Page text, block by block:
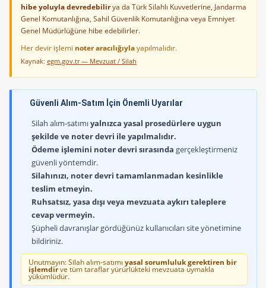
hibe yoluyla devredebilirya da Türk Silahlı Kuvvetlerine, Jandarma
Genel Komutanlığına, Sahil Güvenlik Komutanlığına veya Emniyet
Genel Müdürlüğüne hibe edebilirler.
Her devir işlemi noter aracılığıylayapılmalıdır.
Kaynak: egm.gov.tr — Mevzuat / Silah
Güvenli Alım-Satım İçin Önemli Uyarılar
Silah alım-satımıyalnızca yasal prosedürlere uygun
şekilde ve noter devri ile yapılmalıdır.
Ödeme işlemini noter devri sırasında gerçekleştirmeniz
güvenli yöntemdir.
Silahınızı, noter devri tamamlanmadan kesinlikle
teslim etmeyin.
Ruhsatsız, yasa dışı veya mevzuata aykırı taleplere
cevap vermeyin.
Şüpheli davranışlar gördüğünüz kullanıcıları site yönetimine
bildiriniz.
Unutmayın: Silah alım-satımı yasal sorumluluk gerektiren bir
işlemdirve tüm taraflar yürürlükteki mevzuata uymakla
yükümlüdür.